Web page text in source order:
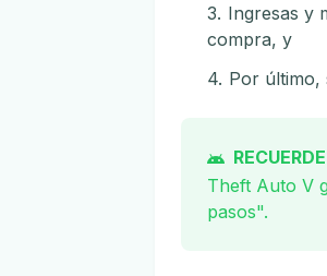
Ingresas y
compra, y
Por último,
Theft Auto V
pasos".